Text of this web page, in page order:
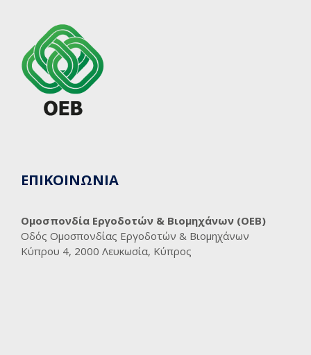
ΕΠΙΚΟΙΝΩΝΙΑ
Ομοσπονδία Εργοδοτών & Βιομηχάνων (ΟΕΒ)
Οδός Ομοσπονδίας Εργοδοτών & Βιομηχάνων
Κύπρου 4, 2000 Λευκωσία, Κύπρος